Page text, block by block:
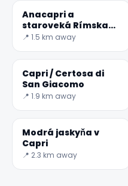
Anacapri a
staroveká Rímska
Vila
📍 1.5 km away
Capri / Certosa di
San Giacomo
📍 1.9 km away
Modrá jaskyňa v
Capri
📍 2.3 km away